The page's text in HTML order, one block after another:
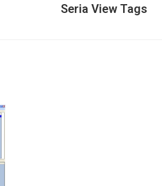
Seria View Tags